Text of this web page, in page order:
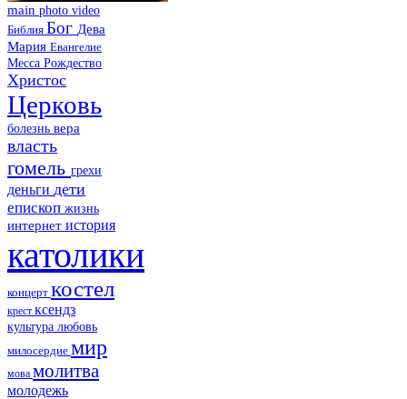
main photo video
Библия Бог Дева
Мария Евангелие
Месса Рождество
Христос
Церковь
болезнь вера
власть
гомель грехи
деньги дети
епископ жизнь
интернет история
католики
концерт костел
крест ксендз
культура любовь
милосердие мир
мова молитва
молодежь